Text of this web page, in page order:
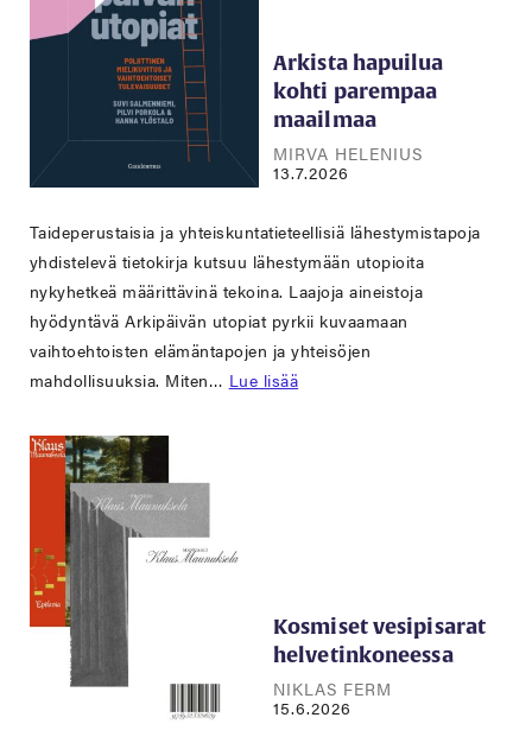
Arkista hapuilua
kohti parempaa
maailmaa
MIRVA HELENIUS
13.7.2026
Taideperustaisia ja yhteiskuntatieteellisiä lähestymistapoja
yhdistelevä tietokirja kutsuu lähestymään utopioita
nykyhetkeä määrittävinä tekoina. Laajoja aineistoja
hyödyntävä Arkipäivän utopiat pyrkii kuvaamaan
vaihtoehtoisten elämäntapojen ja yhteisöjen
mahdollisuuksia. Miten… Lue lisää
Kosmiset vesipisarat
helvetinkoneessa
NIKLAS FERM
15.6.2026